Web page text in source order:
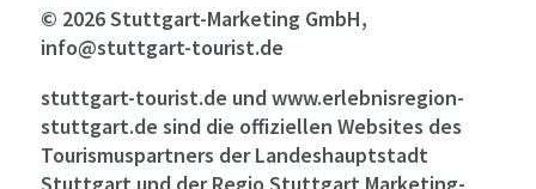
© 2026 Stuttgart-Marketing GmbH,
info@stuttgart-tourist.de
stuttgart-tourist.de und www.erlebnisregion-
stuttgart.de sind die offiziellen Websites des
Tourismuspartners der Landeshauptstadt